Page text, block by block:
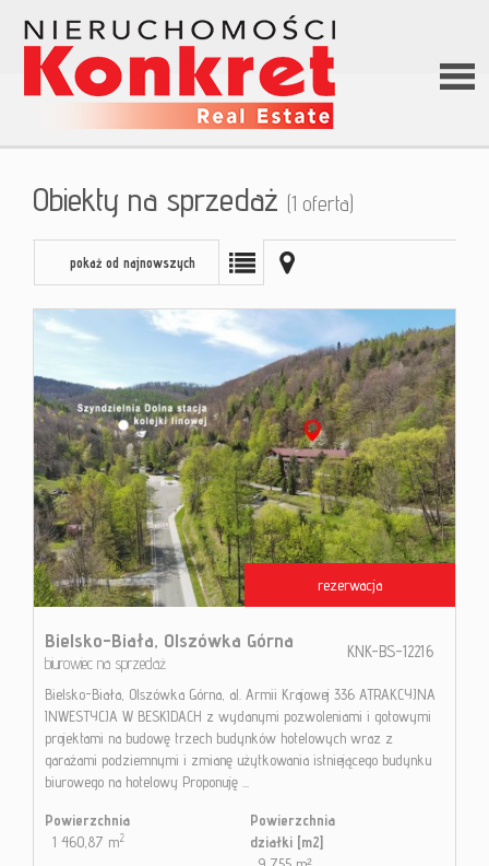
O
Blog
Obiekty na sprzedaż (1 oferta)
pokaż od najnowszych
rezerwacja
Bielsko-Biała, Olszówka Górna
biurowiec na sprzedaż
KNK-BS-12216
Bielsko-Biała, Olszówka Górna, al. Armii Krajowej 336 ATRAKCYJNA
INWESTYCJA W BESKIDACH z wydanymi pozwoleniami i gotowymi
projektami na budowę trzech budynków hotelowych wraz z
garażami podziemnymi i zmianę użytkowania istniejącego budynku
biurowego na hotelowy Proponuję ...
Powierzchnia
1 460,87 m2
Powierzchnia
działki [m2]